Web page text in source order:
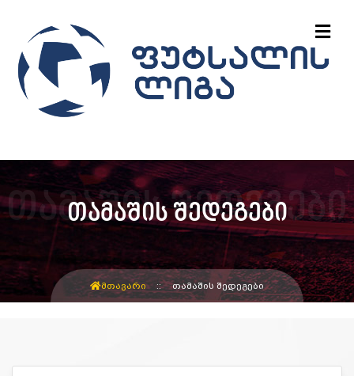
თამაშის შედეგები
ᲛᲗᲐᲕᲐᲠᲘ ᲗᲐᲛᲐᲨᲘᲡ ᲨᲔᲓᲔᲒᲔᲑᲘ